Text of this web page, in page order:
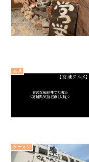
宮城
ラーメン